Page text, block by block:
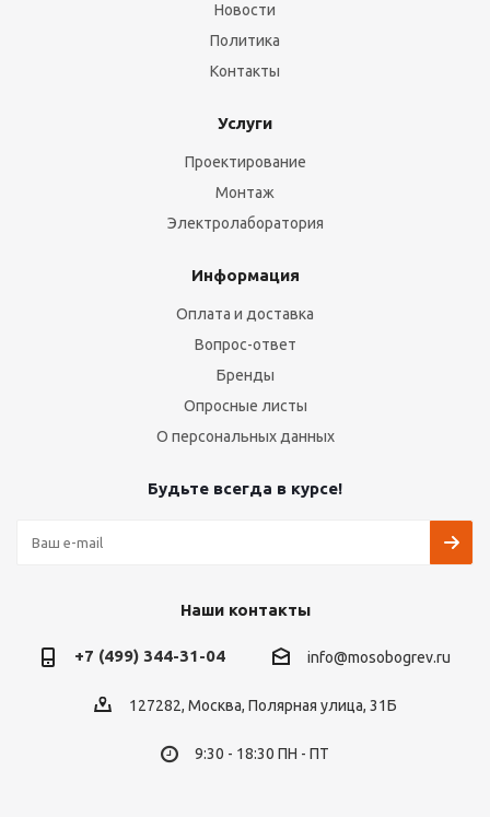
Новости
Политика
Контакты
Услуги
Проектирование
Монтаж
Электролаборатория
Информация
Оплата и доставка
Вопрос-ответ
Бренды
Опросные листы
О персональных данных
Будьте всегда в курсе!
Наши контакты
+7 (499) 344-31-04 info@mosobogrev.ru
127282, Москва, Полярная улица, 31Б
9:30 - 18:30 ПН - ПТ